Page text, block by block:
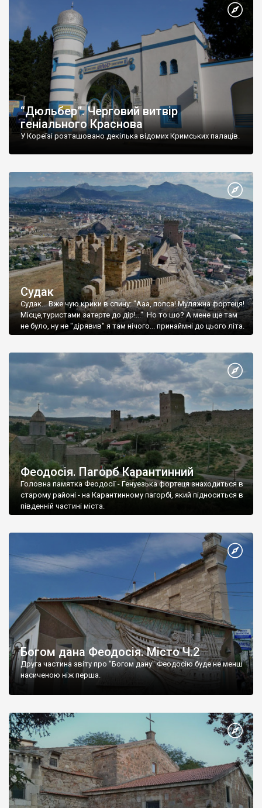
“Дюльбер”. Черговий витвір
геніального Краснова
У Кореїзі розташовано декілька відомих Кримських палаців.
Судак
Судак... Вже чую крики в спину: "Ааа, попса! Муляжна фортеця!
Місце,туристами затерте до дір!..." Но то шо? А мене ще там
не було, ну не "дірявив" я там нічого... принаймні до цього літа.
Феодосія. Пагорб Карантинний
Головна памятка Феодосії - Генуезька фортеця знаходиться в
старому районі - на Карантинному пагорбі, який підноситься в
південній частині міста.
Богом дана Феодосія. Місто Ч.2
Друга частина звіту про "Богом дану" Феодосію буде не менш
насиченою ніж перша.